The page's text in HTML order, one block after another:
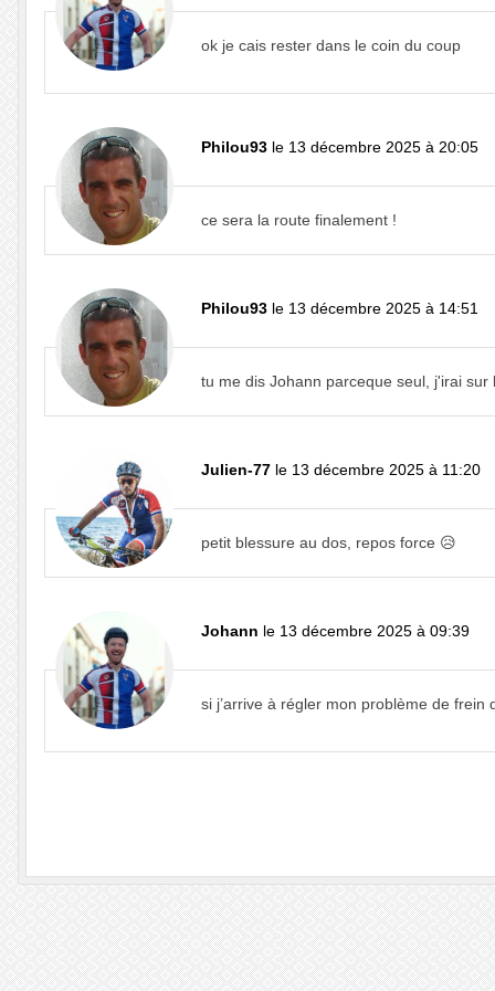
ok je cais rester dans le coin du coup
Philou93 le 13 décembre 2025 à 20:05
ce sera la route finalement !
Philou93 le 13 décembre 2025 à 14:51
tu me dis Johann parceque seul, j'irai
Julien-77 le 13 décembre 2025 à 11:20
petit blessure au dos, repos force 😥
Johann le 13 décembre 2025 à 09:39
si j’arrive à régler mon problème de frein